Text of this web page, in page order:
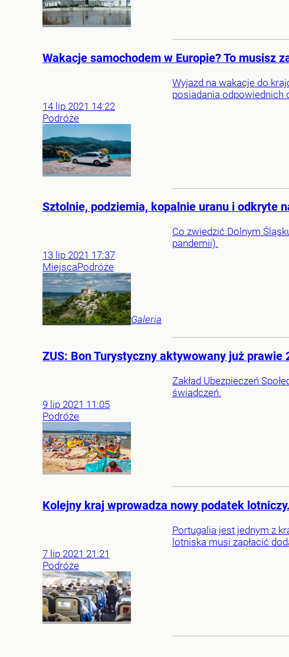
Wakacje samochodem w Europie? To musisz
Wyjazd na wakacje do
posiadania odpowiednich
14 lip 2021 14:22
Podróże
Sztolnie, podziemia, kopalnie uranu i odkryte
Co zwiedzić Dolnym
pandemii).
13 lip 2021 17:37
MiejscaPodróże
Galeria
ZUS: Bon Turystyczny aktywowany już prawie
Zakład Ubezpieczeń
świadczeń.
9 lip 2021 11:05
Podróże
Kolejny kraj wprowadza nowy podatek
Portugalia jest jednym z
lotniska musi zapłacić
7 lip 2021 21:21
Podróże